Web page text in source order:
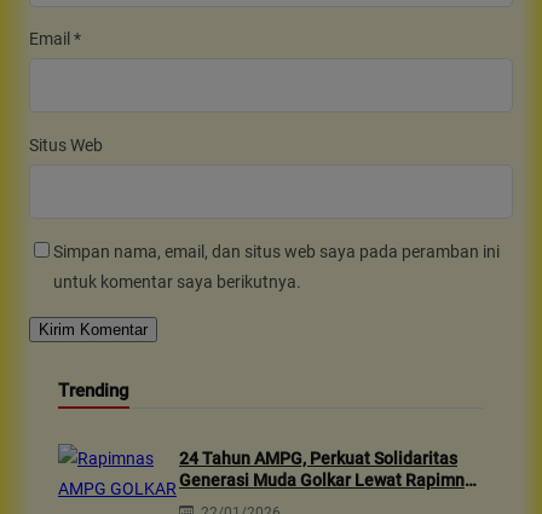
Email *
Situs Web
Simpan nama, email, dan situs web saya pada peramban ini
untuk komentar saya berikutnya.
Trending
24 Tahun AMPG, Perkuat Solidaritas
Generasi Muda Golkar Lewat Rapimnas
2026 & Aksi Sosial 10rb Dhuafa